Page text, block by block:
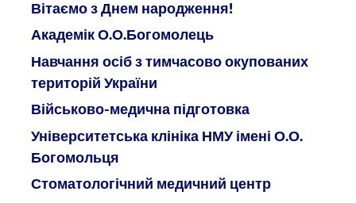
Вітаємо з Днем народження!
Академік О.О.Богомолець
Навчання осіб з тимчасово окупованих
територій України
Військово-медична підготовка
Університетська клініка НМУ імені О.О.
Богомольця
Стоматологічний медичний центр